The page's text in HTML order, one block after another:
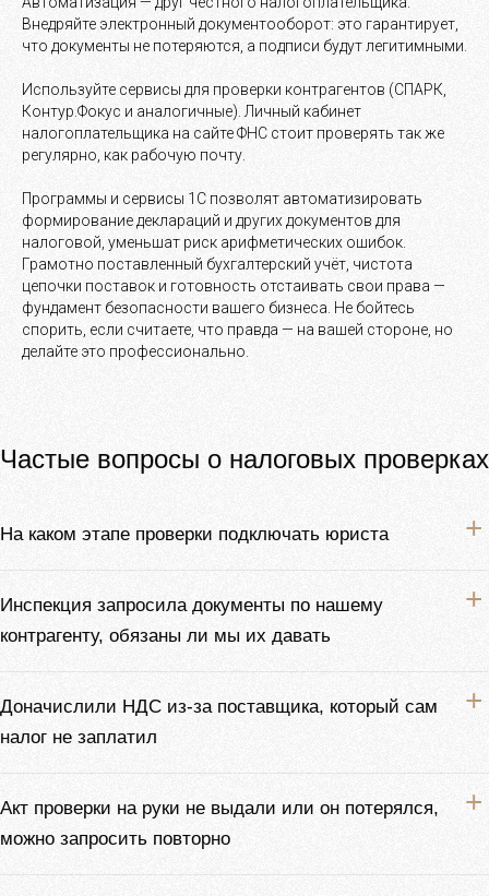
Внедряйте электронный документооборот: это гарантирует,
что документы не потеряются, а подписи будут легитимными.
Используйте сервисы для проверки контрагентов (СПАРК,
Контур.Фокус и аналогичные). Личный кабинет
налогоплательщика на сайте ФНС стоит проверять так же
регулярно, как рабочую почту.
Программы и сервисы 1С позволят автоматизировать
формирование деклараций и других документов для
налоговой, уменьшат риск арифметических ошибок.
Грамотно поставленный бухгалтерский учёт, чистота
цепочки поставок и готовность отстаивать свои права —
фундамент безопасности вашего бизнеса. Не бойтесь
спорить, если считаете, что правда — на вашей стороне, но
делайте это профессионально.
Частые вопросы о налоговых проверках
На каком этапе проверки подключать юриста
Инспекция запросила документы по нашему
контрагенту, обязаны ли мы их давать
Доначислили НДС из-за поставщика, который сам
налог не заплатил
Акт проверки на руки не выдали или он потерялся,
можно запросить повторно